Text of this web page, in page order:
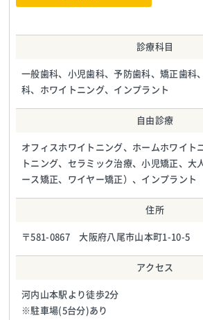
診療科目
一般歯科、小児歯科、予防歯科、矯正歯科
科、ホワイトニング、インプラント
自由診療
オフィスホワイトニング、ホームホワイト
トニング、セラミック治療、小児矯正、大
ース矯正、ワイヤー矯正）、インプラント
住所
〒581-0867 大阪府八尾市山本町1-10-5
アクセス
河内山本駅より徒歩2分
※駐車場(5台分)あり